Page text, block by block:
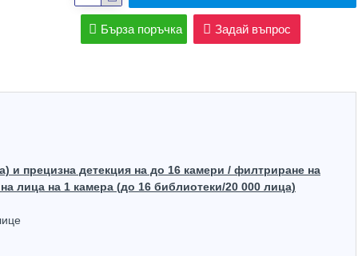
Бърза поръчка Задай въпрос
и прецизна детекция на до 16 камери / филтриране на
лица на 1 камера (до 16 библиотеки/20 000 лица)